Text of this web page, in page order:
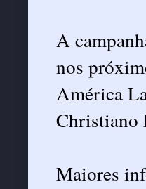
A
nos
América
Christiano
Maiores